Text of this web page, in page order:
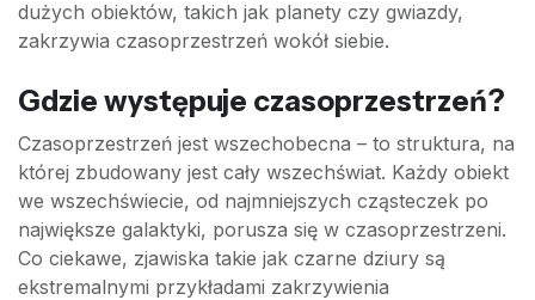
dużych obiektów, takich jak planety czy gwiazdy,
zakrzywia czasoprzestrzeń wokół siebie.
Gdzie występuje czasoprzestrzeń?
Czasoprzestrzeń jest wszechobecna – to struktura, na
której zbudowany jest cały wszechświat. Każdy obiekt
we wszechświecie, od najmniejszych cząsteczek po
największe galaktyki, porusza się w czasoprzestrzeni.
Co ciekawe, zjawiska takie jak czarne dziury są
ekstremalnymi przykładami zakrzywienia